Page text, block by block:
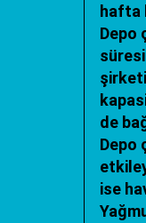
hafta
Depo
de
Depo
ise